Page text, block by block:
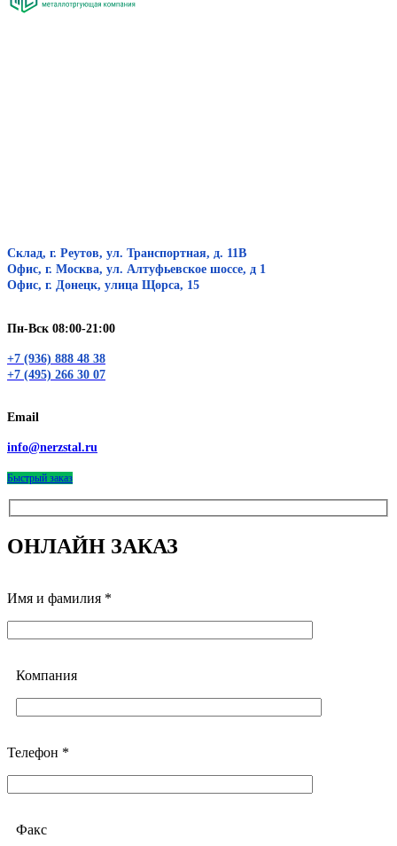
Склад, г. Реутов, ул. Транспортная, д. 11В
Офис, г. Москва, ул. Алтуфьевское шоссе, д 1
Офис, г. Донецк, улица Щорса, 15
Пн-Вск 08:00-21:00
+7 (936) 888 48 38
+7 (495) 266 30 07
Email
info@nerzstal.ru
Быстрый заказ
ОНЛАЙН ЗАКАЗ
Имя и фамилия *
Компания
Телефон *
Факс